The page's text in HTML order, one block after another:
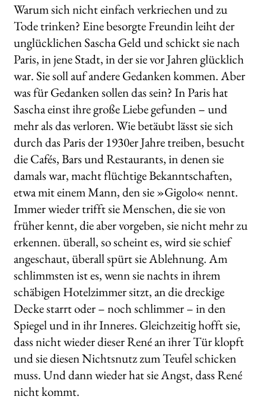
Warum sich nicht einfach verkriechen und zu
Tode trinken? Eine besorgte Freundin leiht der
unglücklichen Sascha Geld und schickt sie nach
Paris, in jene Stadt, in der sie vor Jahren glücklich
war. Sie soll auf andere Gedanken kommen. Aber
was für Gedanken sollen das sein? In Paris hat
Sascha einst ihre große Liebe gefunden – und
mehr als das verloren. Wie betäubt lässt sie sich
durch das Paris der 1930er Jahre treiben, besucht
die Cafés, Bars und Restaurants, in denen sie
damals war, macht flüchtige Bekanntschaften,
etwa mit einem Mann, den sie »Gigolo« nennt.
Immer wieder trifft sie Menschen, die sie von
früher kennt, die aber vorgeben, sie nicht mehr zu
erkennen. überall, so scheint es, wird sie schief
angeschaut, überall spürt sie Ablehnung. Am
schlimmsten ist es, wenn sie nachts in ihrem
schäbigen Hotelzimmer sitzt, an die dreckige
Decke starrt oder – noch schlimmer – in den
Spiegel und in ihr Inneres. Gleichzeitig hofft sie,
dass nicht wieder dieser René an ihrer Tür klopft
und sie diesen Nichtsnutz zum Teufel schicken
muss. Und dann wieder hat sie Angst, dass René
nicht kommt.